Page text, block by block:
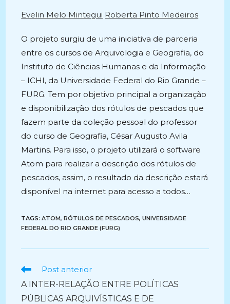
Evelin Melo Mintegui Roberta Pinto Medeiros
O projeto surgiu de uma iniciativa de parceria
entre os cursos de Arquivologia e Geografia, do
Instituto de Ciências Humanas e da Informação
– ICHI, da Universidade Federal do Rio Grande –
FURG. Tem por objetivo principal a organização
e disponibilização dos rótulos de pescados que
fazem parte da coleção pessoal do professor
do curso de Geografia, César Augusto Avila
Martins. Para isso, o projeto utilizará o software
Atom para realizar a descrição dos rótulos de
pescados, assim, o resultado da descrição estará
disponível na internet para acesso a todos…
TAGS:ATOM, RÓTULOS DE PESCADOS, UNIVERSIDADE
FEDERAL DO RIO GRANDE (FURG)
Ler
artigos
Post anterior
A INTER-RELAÇÃO ENTRE POLÍTICAS
PÚBLICAS ARQUIVÍSTICAS E DE